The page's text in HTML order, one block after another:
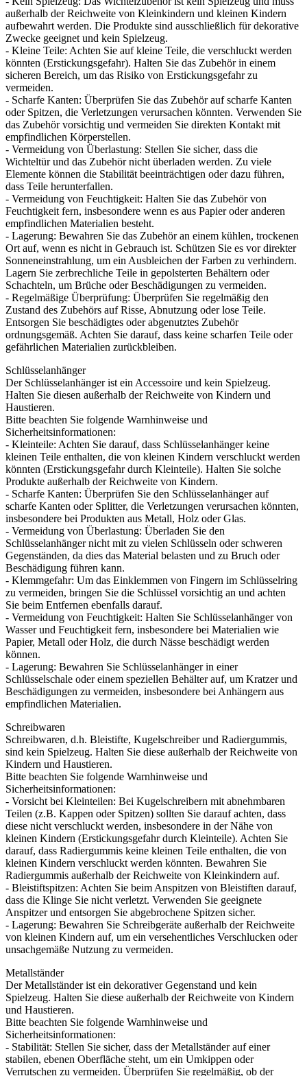
außerhalb der Reichweite von Kleinkindern und kleinen Kindern
aufbewahrt werden. Die Produkte sind ausschließlich für dekorative
Zwecke geeignet und kein Spielzeug.
- Kleine Teile: Achten Sie auf kleine Teile, die verschluckt werden
könnten (Erstickungsgefahr). Halten Sie das Zubehör in einem
sicheren Bereich, um das Risiko von Erstickungsgefahr zu
vermeiden.
- Scharfe Kanten: Überprüfen Sie das Zubehör auf scharfe Kanten
oder Spitzen, die Verletzungen verursachen könnten. Verwenden Sie
das Zubehör vorsichtig und vermeiden Sie direkten Kontakt mit
empfindlichen Körperstellen.
- Vermeidung von Überlastung: Stellen Sie sicher, dass die
Wichteltür und das Zubehör nicht überladen werden. Zu viele
Elemente können die Stabilität beeinträchtigen oder dazu führen,
dass Teile herunterfallen.
- Vermeidung von Feuchtigkeit: Halten Sie das Zubehör von
Feuchtigkeit fern, insbesondere wenn es aus Papier oder anderen
empfindlichen Materialien besteht.
- Lagerung: Bewahren Sie das Zubehör an einem kühlen, trockenen
Ort auf, wenn es nicht in Gebrauch ist. Schützen Sie es vor direkter
Sonneneinstrahlung, um ein Ausbleichen der Farben zu verhindern.
Lagern Sie zerbrechliche Teile in gepolsterten Behältern oder
Schachteln, um Brüche oder Beschädigungen zu vermeiden.
- Regelmäßige Überprüfung: Überprüfen Sie regelmäßig den
Zustand des Zubehörs auf Risse, Abnutzung oder lose Teile.
Entsorgen Sie beschädigtes oder abgenutztes Zubehör
ordnungsgemäß. Achten Sie darauf, dass keine scharfen Teile oder
gefährlichen Materialien zurückbleiben.
Schlüsselanhänger
Der Schlüsselanhänger ist ein Accessoire und kein Spielzeug.
Halten Sie diesen außerhalb der Reichweite von Kindern und
Haustieren.
Bitte beachten Sie folgende Warnhinweise und
Sicherheitsinformationen:
- Kleinteile: Achten Sie darauf, dass Schlüsselanhänger keine
kleinen Teile enthalten, die von kleinen Kindern verschluckt werden
könnten (Erstickungsgefahr durch Kleinteile). Halten Sie solche
Produkte außerhalb der Reichweite von Kindern.
- Scharfe Kanten: Überprüfen Sie den Schlüsselanhänger auf
scharfe Kanten oder Splitter, die Verletzungen verursachen könnten,
insbesondere bei Produkten aus Metall, Holz oder Glas.
- Vermeidung von Überlastung: Überladen Sie den
Schlüsselanhänger nicht mit zu vielen Schlüsseln oder schweren
Gegenständen, da dies das Material belasten und zu Bruch oder
Beschädigung führen kann.
- Klemmgefahr: Um das Einklemmen von Fingern im Schlüsselring
zu vermeiden, bringen Sie die Schlüssel vorsichtig an und achten
Sie beim Entfernen ebenfalls darauf.
- Vermeidung von Feuchtigkeit: Halten Sie Schlüsselanhänger von
Wasser und Feuchtigkeit fern, insbesondere bei Materialien wie
Papier, Metall oder Holz, die durch Nässe beschädigt werden
können.
- Lagerung: Bewahren Sie Schlüsselanhänger in einer
Schlüsselschale oder einem speziellen Behälter auf, um Kratzer und
Beschädigungen zu vermeiden, insbesondere bei Anhängern aus
empfindlichen Materialien.
Schreibwaren
Schreibwaren, d.h. Bleistifte, Kugelschreiber und Radiergummis,
sind kein Spielzeug. Halten Sie diese außerhalb der Reichweite von
Kindern und Haustieren.
Bitte beachten Sie folgende Warnhinweise und
Sicherheitsinformationen:
- Vorsicht bei Kleinteilen: Bei Kugelschreibern mit abnehmbaren
Teilen (z.B. Kappen oder Spitzen) sollten Sie darauf achten, dass
diese nicht verschluckt werden, insbesondere in der Nähe von
kleinen Kindern (Erstickungsgefahr durch Kleinteile). Achten Sie
darauf, dass Radiergummis keine kleinen Teile enthalten, die von
kleinen Kindern verschluckt werden könnten. Bewahren Sie
Radiergummis außerhalb der Reichweite von Kleinkindern auf.
- Bleistiftspitzen: Achten Sie beim Anspitzen von Bleistiften darauf,
dass die Klinge Sie nicht verletzt. Verwenden Sie geeignete
Anspitzer und entsorgen Sie abgebrochene Spitzen sicher.
- Lagerung: Bewahren Sie Schreibgeräte außerhalb der Reichweite
von kleinen Kindern auf, um ein versehentliches Verschlucken oder
unsachgemäße Nutzung zu vermeiden.
Metallständer
Der Metallständer ist ein dekorativer Gegenstand und kein
Spielzeug. Halten Sie diese außerhalb der Reichweite von Kindern
und Haustieren.
Bitte beachten Sie folgende Warnhinweise und
Sicherheitsinformationen:
- Stabilität: Stellen Sie sicher, dass der Metallständer auf einer
stabilen, ebenen Oberfläche steht, um ein Umkippen oder
Verrutschen zu vermeiden. Überprüfen Sie regelmäßig, ob der